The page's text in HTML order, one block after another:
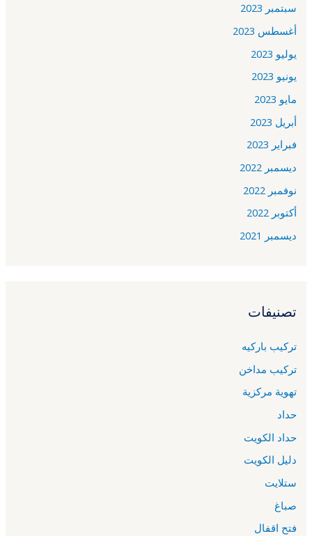
سبتمبر 2023
أغسطس 2023
يوليو 2023
يونيو 2023
مايو 2023
أبريل 2023
فبراير 2023
ديسمبر 2022
نوفمبر 2022
أكتوبر 2022
ديسمبر 2021
تصنيفات
تركيب باركيه
تركيب مداخن
تهوية مركزية
حداد
حداد الكويت
دليل الكويت
ستلايت
صباغ
فتح اقفال